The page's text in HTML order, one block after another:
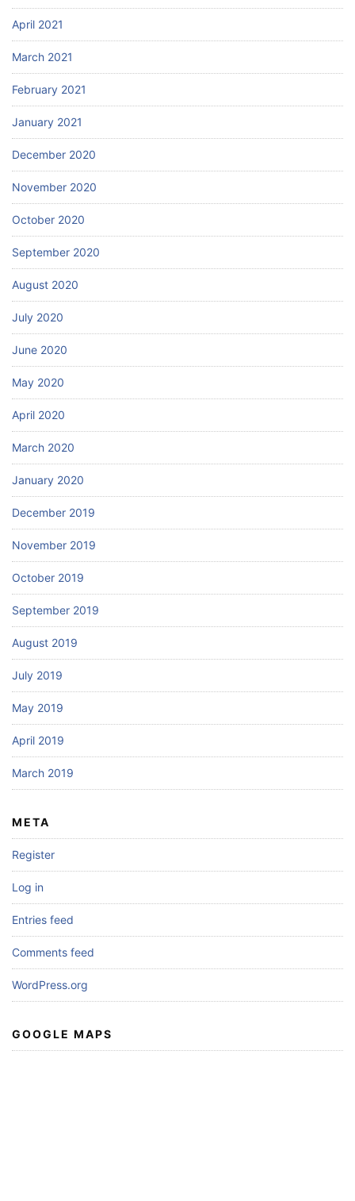
April 2021
March 2021
February 2021
January 2021
December 2020
November 2020
October 2020
September 2020
August 2020
July 2020
June 2020
May 2020
April 2020
March 2020
January 2020
December 2019
November 2019
October 2019
September 2019
August 2019
July 2019
May 2019
April 2019
March 2019
META
Register
Log in
Entries feed
Comments feed
WordPress.org
GOOGLE MAPS